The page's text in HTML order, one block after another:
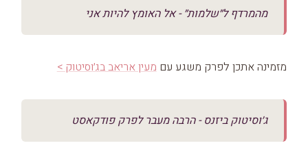
מהמרדף ל״שלמות״ - אל האומץ להיות אני
מזמינה אתכן לפרק משגע עםמעין אריאב בג׳וסיטוק >
ג׳וסיטוק ביזנס - הרבה מעבר לפרק פודקאסט